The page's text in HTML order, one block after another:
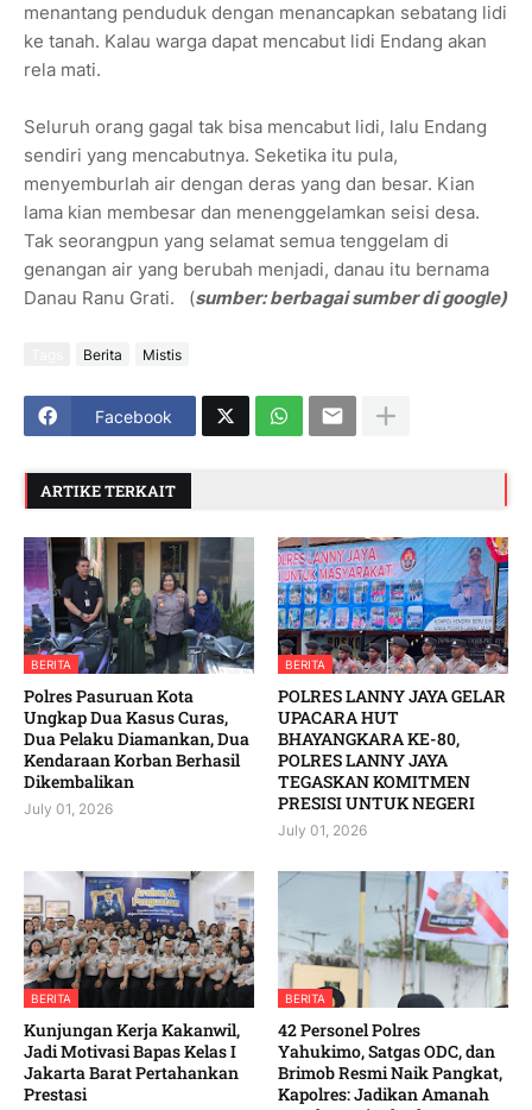
menantang penduduk dengan menancapkan sebatang lidi
ke tanah. Kalau warga dapat mencabut lidi Endang akan
rela mati.
Seluruh orang gagal tak bisa mencabut lidi, lalu Endang
sendiri yang mencabutnya. Seketika itu pula,
menyemburlah air dengan deras yang dan besar. Kian
lama kian membesar dan menenggelamkan seisi desa.
Tak seorangpun yang selamat semua tenggelam di
genangan air yang berubah menjadi, danau itu bernama
Danau Ranu Grati. (sumber: berbagai sumber di google)
Berita Mistis
Facebook
ARTIKE TERKAIT
BERITA
Polres Pasuruan Kota
Ungkap Dua Kasus Curas,
Dua Pelaku Diamankan, Dua
Kendaraan Korban Berhasil
Dikembalikan
July 01, 2026
BERITA
POLRES LANNY JAYA GELAR
UPACARA HUT
BHAYANGKARA KE-80,
POLRES LANNY JAYA
TEGASKAN KOMITMEN
PRESISI UNTUK NEGERI
July 01, 2026
BERITA
Kunjungan Kerja Kakanwil,
Jadi Motivasi Bapas Kelas I
Jakarta Barat Pertahankan
Prestasi
BERITA
42 Personel Polres
Yahukimo, Satgas ODC, dan
Brimob Resmi Naik Pangkat,
Kapolres: Jadikan Amanah